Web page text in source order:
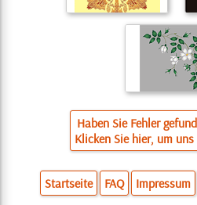
Haben Sie Fehler
Klicken Sie hier, um
Startseite FAQ Impressum